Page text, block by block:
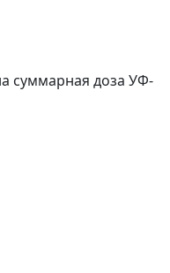
суммарная доза УФ-